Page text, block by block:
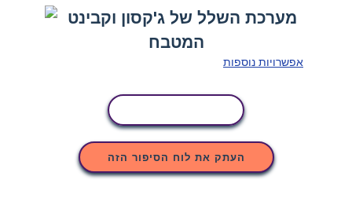
אפשרויות נוספות
העתק את לוח הסיפור הזה